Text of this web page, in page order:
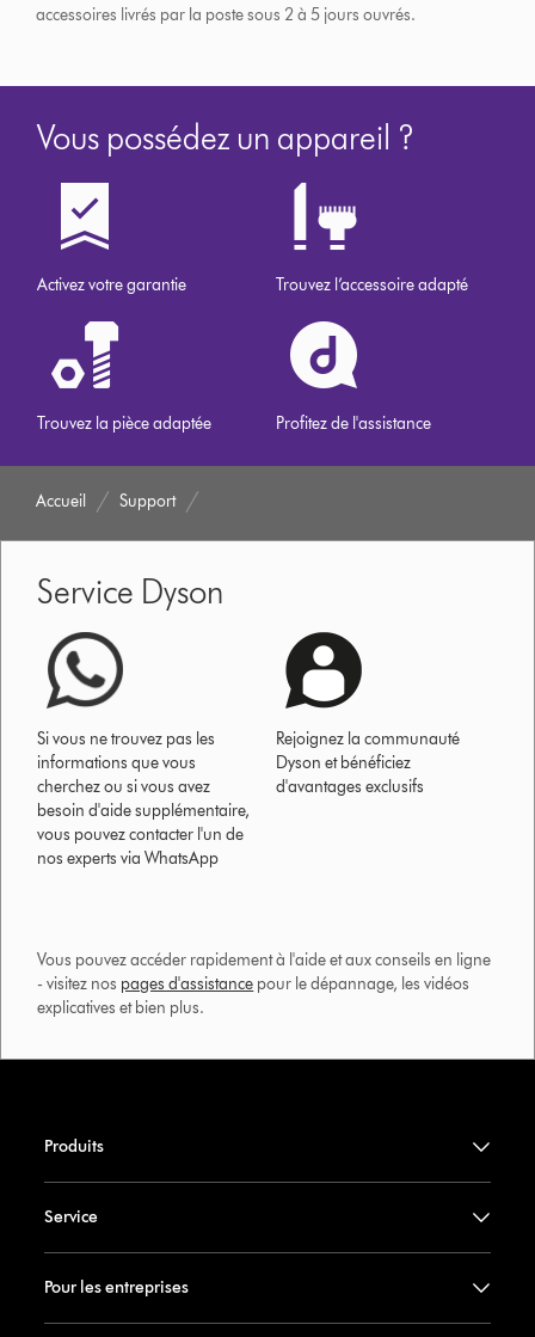
accessoires livrés par la poste sous 2 à 5 jours ouvrés.
Vous possédez un appareil ?
Activez votre garantie Trouvez l’accessoire adapté
Trouvez la pièce adaptée Profitez de l'assistance
Accueil Support
Service Dyson
Si vous ne trouvez pas les
informations que vous
cherchez ou si vous avez
besoin d'aide supplémentaire,
vous pouvez contacter l'un de
nos experts via WhatsApp
Rejoignez la communauté
Dyson et bénéficiez
d'avantages exclusifs
Vous pouvez accéder rapidement à l'aide et aux conseils en ligne
- visitez nos pages d'assistance pour le dépannage, les vidéos
explicatives et bien plus.​
Produits
Service
Pour les entreprises